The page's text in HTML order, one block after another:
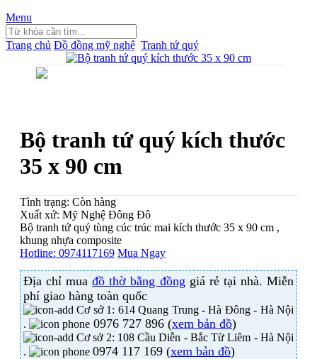
Menu
Trang chủ Đồ đồng mỹ nghệ Tranh tứ quý
Bộ tranh tứ quý kích thước
35 x 90 cm
Tình trạng: Còn hàng
Xuất xứ: Mỹ Nghệ Đông Đô
Bộ tranh tứ quý tùng cúc trúc mai kích thước 35 x 90 cm ,
khung nhựa composite
Hotline: 0974117169 Mua Ngay
Địa chỉ muađồ thờ bằng đồng giá rẻ tại nhà. Miễn
phí giao hàng toàn quốc
Cơ sở 1: 614 Quang Trung - Hà Đông - Hà Nội
.
0976 727 896 (xem bản đồ)
Cơ sở 2: 108 Cầu Diễn - Bắc Từ Liêm - Hà Nội
.
0974 117 169 (xem bản đồ)